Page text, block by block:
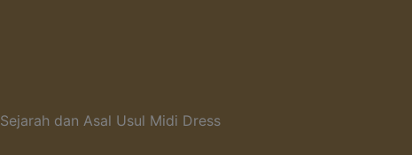
Sejarah dan Asal Usul Midi Dress